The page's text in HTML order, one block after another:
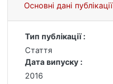
Основні дані публікації
Тип публікації :
Стаття
Дата випуску :
2016